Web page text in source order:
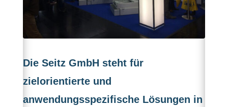
Die Seitz GmbH steht für
zielorientierte und
anwendungsspezifische Lösungen in